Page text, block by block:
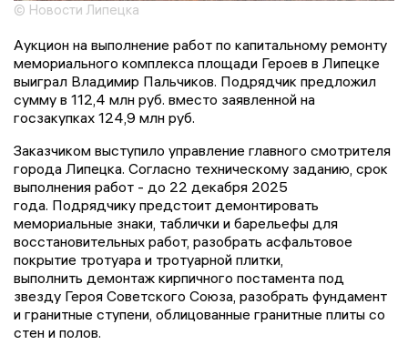
© Новости Липецка
Аукцион на выполнение работ по капитальному ремонту
мемориального комплекса площади Героев в Липецке
выиграл Владимир Пальчиков. Подрядчик предложил
сумму в 112,4 млн руб. вместо заявленной на
госзакупках 124,9 млн руб.
Заказчиком выступило управление главного смотрителя
города Липецка. Согласно техническому заданию, срок
выполнения работ - до 22 декабря 2025
года. Подрядчику предстоит демонтировать
мемориальные знаки, таблички и барельефы для
восстановительных работ, разобрать асфальтовое
покрытие тротуара и тротуарной плитки,
выполнить демонтаж кирпичного постамента под
звезду Героя Советского Союза, разобрать фундамент
и гранитные ступени, облицованные гранитные плиты со
стен и полов.